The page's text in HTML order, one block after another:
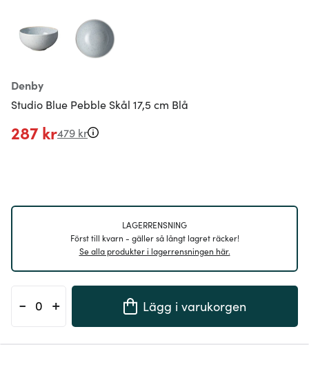
Denby
Studio Blue Pebble Skål 17,5 cm Blå
287 kr479 kr
LAGERRENSNING
Först till kvarn - gäller så långt lagret räcker!
Se alla produkter i lagerrensningen här.
- + Lägg i varukorgen